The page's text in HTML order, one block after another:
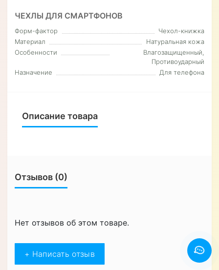
ЧЕХЛЫ ДЛЯ СМАРТФОНОВ
Форм-фактор
Чехол-книжка
Материал
Натуральная кожа
Особенности
Влагозащищенный,
Противоударный
Назначение
Для телефона
Описание товара
Отзывов (0)
Нет отзывов об этом товаре.
+ Написать отзыв